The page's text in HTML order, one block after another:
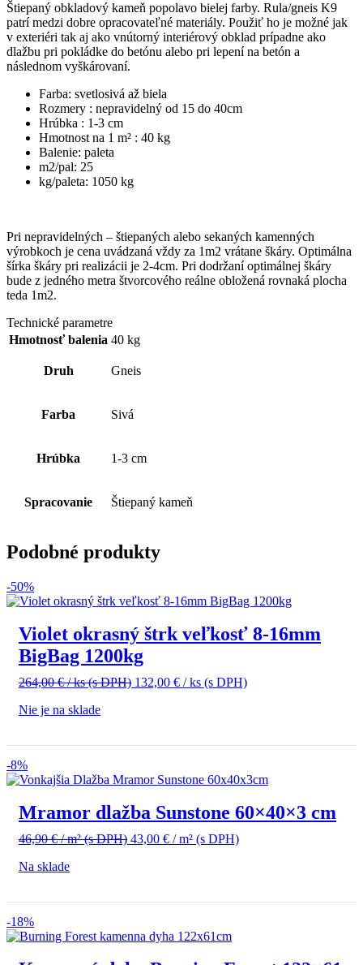
Štiepaný obkladový kameň popolavo bielej farby. Rula/gneis K9
patrí medzi dobre opracovateľné materiály. Použiť ho je možné jak
v exteriéri tak aj ako vnútorný interiérový obklad prípadne ako
dlažbu pri pokládke do betónu alebo pri lepení na betón a
následnom vyškárovaní.
Farba: svetlosivá až biela
Rozmery : nepravidelný od 15 do 40cm
Hrúbka : 1-3 cm
Hmotnost na 1 m² : 40 kg
Balenie: paleta
m2/pal: 25
kg/paleta: 1050 kg
Pri nepravidelných – štiepaných alebo sekaných kamenných
výrobkoch je cena uvádzaná vždy za 1m2 vrátane škáry. Optimálna
šírka škáry pri realizácii je 2-4cm. Pri dodržaní optimálnej škáry
bude z jedného metra štvorcového reálne obložená rovnaká plocha
teda 1m2.
Technické parametre
Hmotnosť balenia 40 kg
Druh Gneis
Farba Sivá
Hrúbka 1-3 cm
Spracovanie Štiepaný kameň
Podobné produkty
-50%
Violet okrasný štrk veľkosť 8-16mm
BigBag 1200kg
264,00€/ ks(s DPH) Pôvodná
DPH).
132,00 € / ks (s DPH)Aktuálna
DPH).
Nie je na sklade
-8%
Mramor dlažba Sunstone 60×40×3 cm
46,90€/ m²(s DPH) Pôvodná
DPH).
43,00 € / m² (s DPH)Aktuálna
Na sklade
-18%